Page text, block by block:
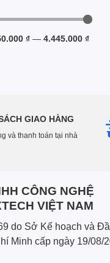
₫— 4.445.000 ₫
GIAO HÀNG
và thanh toán tại nhà
CÔNG NGHỆ
VIỆT NAM
do Sở Kế hoạch và
Minh cấp ngày 19/08/